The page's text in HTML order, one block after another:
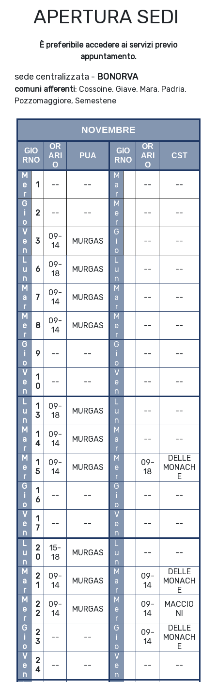
APERTURA SEDI
È preferibile accedere ai servizi previo
appuntamento.
sede centralizzata - BONORVA
comuni afferenti: Cossoine, Giave, Mara, Padria,
Pozzomaggiore, Semestene
NOVEMBRE
GIO
RNO
OR
ARI
O
PUA
GIO
RNO
OR
ARI
O
CST
M
e
r
1 -- --
M
a
r
-- --
G
i
o
2 -- --
M
e
r
-- --
V
e
n
3
09-
14
MURGAS
G
i
o
-- --
L
u
n
6
09-
18
MURGAS
L
u
n
-- --
M
a
r
7
09-
14
MURGAS
M
a
r
-- --
M
e
r
8
09-
14
MURGAS
M
e
r
-- --
G
i
o
9 -- --
G
i
o
-- --
V
e
n
1
0
-- --
V
e
n
-- --
L
u
n
1
3
09-
18
MURGAS
L
u
n
-- --
M
a
r
1
4
09-
14
MURGAS
M
a
r
-- --
M
e
r
1
5
09-
14
MURGAS
M
e
r
09-
18
DELLE
MONACH
E
G
i
o
1
6
-- --
G
i
o
-- --
V
e
n
1
7
-- --
V
e
n
-- --
L
u
n
2
0
15-
18
MURGAS
L
u
n
-- --
M
a
r
2
1
09-
14
MURGAS
M
a
r
09-
14
DELLE
MONACH
E
M
e
r
2
2
09-
14
MURGAS
M
e
r
09-
14
MACCIO
NI
G
i
o
2
3
-- --
G
i
o
09-
14
DELLE
MONACH
E
V
e
n
2
4
-- --
V
e
n
-- --